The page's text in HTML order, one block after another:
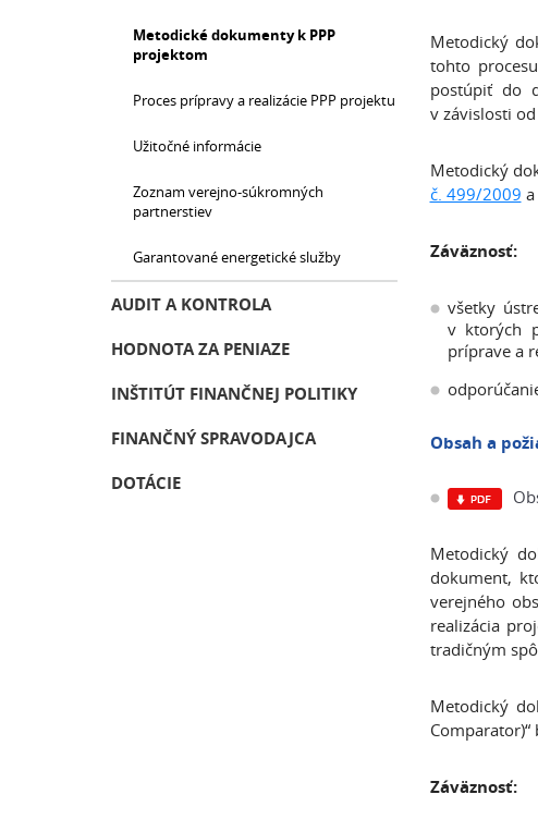
Metodický
tohto
postúpiť do
v závislosti
Metodický
č. 499/2009
Záväznosť:
všetky
v ktorých
príprave a
Obsah a
Metodický
dokument,
verejného
realizácia
tradičným
Metodický
Comparator)“
Záväznosť:
Metodické dokumenty k PPP
projektom
Proces prípravy a realizácie PPP projektu
Užitočné informácie
Zoznam verejno-súkromných
partnerstiev
Garantované energetické služby
AUDIT A KONTROLA
HODNOTA ZA PENIAZE
INŠTITÚT FINANČNEJ POLITIKY
FINANČNÝ SPRAVODAJCA
DOTÁCIE